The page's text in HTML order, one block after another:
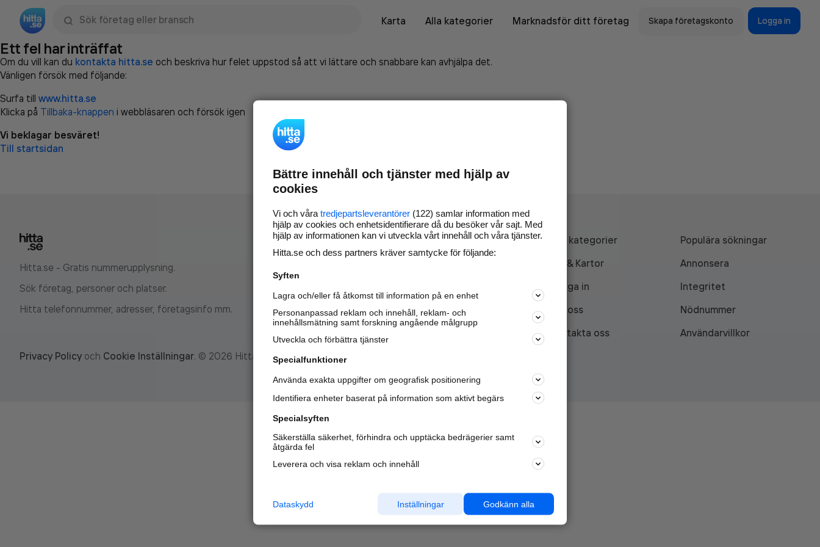
Karta
Alla kategorier Marknadsför ditt företag Skapa företagskonto Logga in
Ett fel har inträffat
Om du vill kan du kontakta hitta.se och beskriva hur felet uppstod så att vi lättare och snabbare kan avhjälpa det.
Vänligen försök med följande:
Surfa till www.hitta.se
Klicka på Tillbaka-knappen i webbläsaren och försök igen
Vi beklagar besväret!
Till startsidan
Hitta.se - Gratis nummerupplysning.
Sök företag, personer och platser.
Hitta telefonnummer, adresser, företagsinfo mm.
Marknadsför företaget på
nya kunder och
samarbetspartners nära dig.
Läs mer här
Alla kategorier
Populära sökningar
API & Kartor
Annonsera
Logga in
Integritet
Om oss
Nödnummer
Kontakta oss
Användarvillkor
Privacy Policy och Cookie Inställningar. © 2026 Hitta.se
Bättre innehåll och tjänster med hjälp av
cookies
Vi och våra tredjepartsleverantörer (122) samlar information med
hjälp av cookies och enhetsidentifierare då du besöker vår sajt. Med
hjälp av informationen kan vi utveckla vårt innehåll och våra tjänster.
Hitta.se och dess partners kräver samtycke för följande:
Syften
Lagra och/eller få åtkomst till information på en enhet
Personanpassad reklam och innehåll, reklam- och
innehållsmätning samt forskning angående målgrupp
Utveckla och förbättra tjänster
Specialfunktioner
Använda exakta uppgifter om geografisk positionering
Identifiera enheter baserat på information som aktivt begärs
Specialsyften
Säkerställa säkerhet, förhindra och upptäcka bedrägerier samt
åtgärda fel
Leverera och visa reklam och innehåll
Godkänn alla
Inställningar
Dataskydd